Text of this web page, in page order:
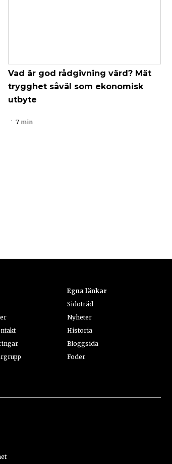
Vad är god rådgivning värd? Mät
trygghet såväl som ekonomisk
utbyte
7 min
Egna länkar
Sidoträd
Nyheter
Historia
Bloggsida
Foder